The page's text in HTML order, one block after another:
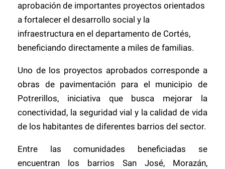
aprobación de importantes proyectos orientados
a fortalecer el desarrollo social y la
infraestructura en el departamento de Cortés,
beneficiando directamente a miles de familias.
Uno de los proyectos aprobados corresponde a
obras de pavimentación para el municipio de
Potrerillos, iniciativa que busca mejorar la
conectividad, la seguridad vial y la calidad de vida
de los habitantes de diferentes barrios del sector.
Entre las comunidades beneficiadas se
encuentran los barrios San José, Morazán,